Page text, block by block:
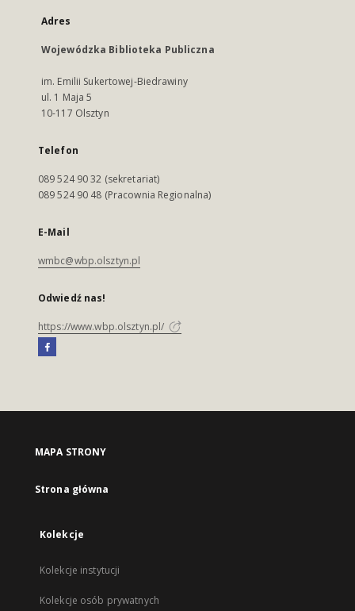
Adres
Wojewódzka Biblioteka Publiczna
im. Emilii Sukertowej-Biedrawiny
ul. 1 Maja 5
10-117 Olsztyn
Telefon
089 524 90 32 (sekretariat)
089 524 90 48 (Pracownia Regionalna)
E-Mail
wmbc@wbp.olsztyn.pl
Odwiedź nas!
https://www.wbp.olsztyn.pl/
MAPA STRONY
Strona główna
Kolekcje
Kolekcje instytucji
Kolekcje osób prywatnych